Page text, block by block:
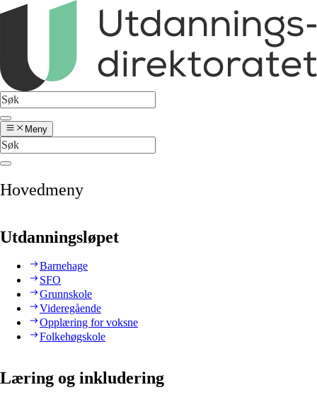
Meny
Hovedmeny
Utdanningsløpet
Barnehage
SFO
Grunnskole
Videregående
Opplæring for voksne
Folkehøgskole
Læring og inkludering